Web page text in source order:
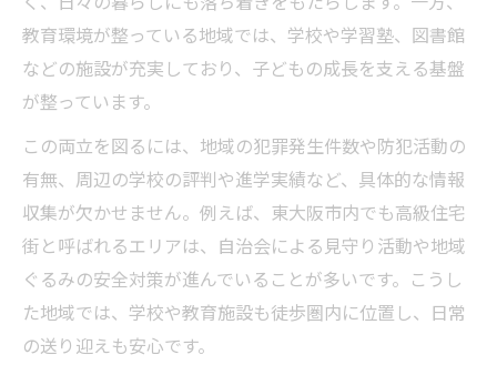
教育環境が整っている地域では、学校や学習塾、図書館
などの施設が充実しており、子どもの成長を支える基盤
が整っています。
この両立を図るには、地域の犯罪発生件数や防犯活動の
有無、周辺の学校の評判や進学実績など、具体的な情報
収集が欠かせません。例えば、東大阪市内でも高級住宅
街と呼ばれるエリアは、自治会による見守り活動や地域
ぐるみの安全対策が進んでいることが多いです。こうし
た地域では、学校や教育施設も徒歩圏内に位置し、日常
の送り迎えも安心です。